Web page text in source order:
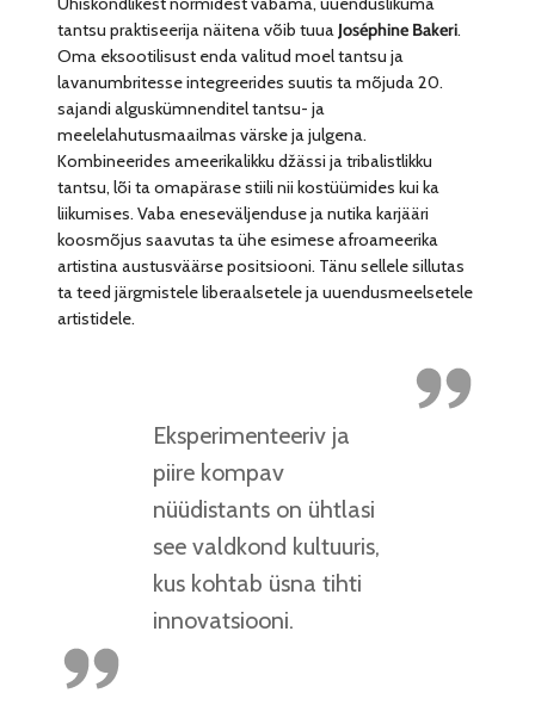
tantsu praktiseerija näitena võib tuua Joséphine Bakeri.
Oma eksootilisust enda valitud moel tantsu ja
lavanumbritesse integreerides suutis ta mõjuda 20.
sajandi alguskümnenditel tantsu- ja
meelelahutusmaailmas värske ja julgena.
Kombineerides ameerikalikku džässi ja tribalistlikku
tantsu, lõi ta omapärase stiili nii kostüümides kui ka
liikumises. Vaba eneseväljenduse ja nutika karjääri
koosmõjus saavutas ta ühe esimese afroameerika
artistina austusväärse positsiooni. Tänu sellele sillutas
ta teed järgmistele liberaalsetele ja uuendusmeelsetele
artistidele.
Eksperimenteeriv ja
piire kompav
nüüdistants on ühtlasi
see valdkond kultuuris,
kus kohtab üsna tihti
innovatsiooni.